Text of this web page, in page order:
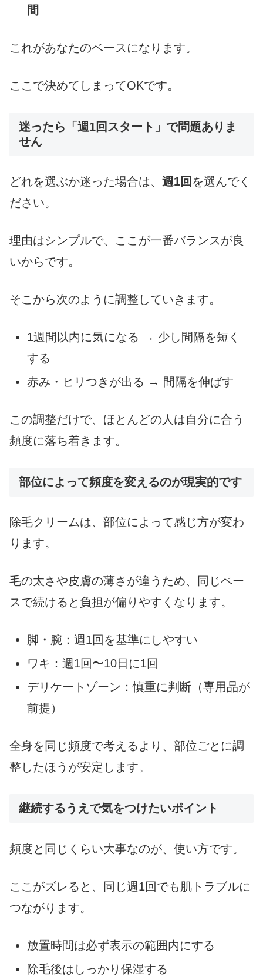
間
これがあなたのベースになります。
ここで決めてしまってOKです。
迷ったら「週1回スタート」で問題ありま
せん
どれを選ぶか迷った場合は、 週1回 を選んでく
ださい。
理由はシンプルで、ここが一番バランスが良
いからです。
そこから次のように調整していきます。
1週間以内に気になる → 少し間隔を短く
する
赤み・ヒリつきが出る → 間隔を伸ばす
この調整だけで、ほとんどの人は自分に合う
頻度に落ち着きます。
部位によって頻度を変えるのが現実的です
除毛クリームは、部位によって感じ方が変わ
ります。
毛の太さや皮膚の薄さが違うため、同じペー
スで続けると負担が偏りやすくなります。
脚・腕：週1回を基準にしやすい
ワキ：週1回〜10日に1回
デリケートゾーン：慎重に判断（専用品が
前提）
全身を同じ頻度で考えるより、部位ごとに調
整したほうが安定します。
継続するうえで気をつけたいポイント
頻度と同じくらい大事なのが、使い方です。
ここがズレると、同じ週1回でも肌トラブルに
つながります。
放置時間は必ず表示の範囲内にする
除毛後はしっかり保湿する